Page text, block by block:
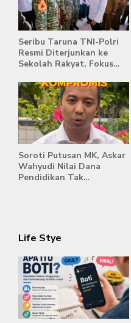
Seribu Taruna TNI-Polri
Resmi Diterjunkan ke
Sekolah Rakyat, Fokus
Kemandirian Siswa
Soroti Putusan MK, Askar
Wahyudi Nilai Dana
Pendidikan Tak
Life Stye